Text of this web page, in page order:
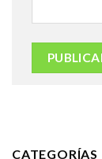
CATEGORÍAS